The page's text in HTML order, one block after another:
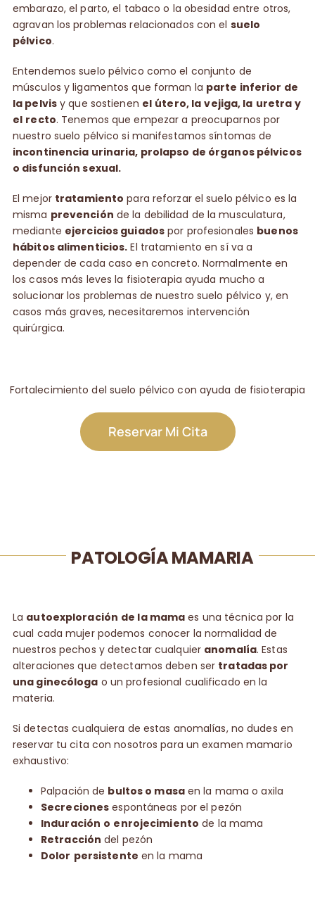
embarazo, el parto, el tabaco o la obesidad entre otros,
agravan los problemas relacionados con el suelo
pélvico.
Entendemos suelo pélvico como el conjunto de
músculos y ligamentos que forman la parte inferior de
la pelvis y que sostienen el útero, la vejiga, la uretra y
el recto. Tenemos que empezar a preocuparnos por
nuestro suelo pélvico si manifestamos síntomas de
incontinencia urinaria, prolapso de órganos pélvicos
o disfunción sexual.
El mejor tratamiento para reforzar el suelo pélvico es la
misma prevención de la debilidad de la musculatura,
mediante ejercicios guiados por profesionales buenos
hábitos alimenticios. El tratamiento en sí va a
depender de cada caso en concreto. Normalmente en
los casos más leves la fisioterapia ayuda mucho a
solucionar los problemas de nuestro suelo pélvico y, en
casos más graves, necesitaremos intervención
quirúrgica.
Fortalecimiento del suelo pélvico con ayuda de fisioterapia
Reservar Mi Cita
PATOLOGÍA MAMARIA
La autoexploración de la mama es una técnica por la
cual cada mujer podemos conocer la normalidad de
nuestros pechos y detectar cualquier anomalía. Estas
alteraciones que detectamos deben ser tratadas por
una ginecóloga o un profesional cualificado en la
materia.
Si detectas cualquiera de estas anomalías, no dudes en
reservar tu cita con nosotros para un examen mamario
exhaustivo:
Palpación de bultos o masaen la mama o axila
Secreciones espontáneas por el pezón
Induración o enrojecimiento de la mama
Retracción del pezón
Dolor persistente en la mama